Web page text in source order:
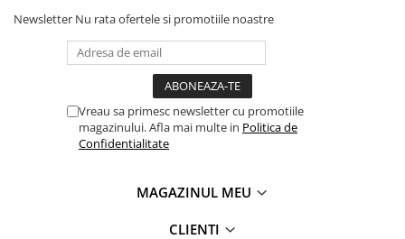
Aparat de Masaj Ocular
EyeZen Fold. Acest dispozitiv inteligent este
Newsletter Nu rata ofertele si promotiile noastre
Vreau sa primesc newsletter cu promotiile
magazinului. Afla mai multe in Politica de
Confidentialitate
MAGAZINUL MEU
CLIENTI